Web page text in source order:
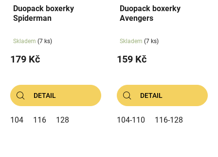
Duopack boxerky
Spiderman
Skladem (7 ks)
179 Kč
DETAIL
104 116 128
Duopack boxerky
Avengers
Skladem (7 ks)
159 Kč
DETAIL
104-110 116-128